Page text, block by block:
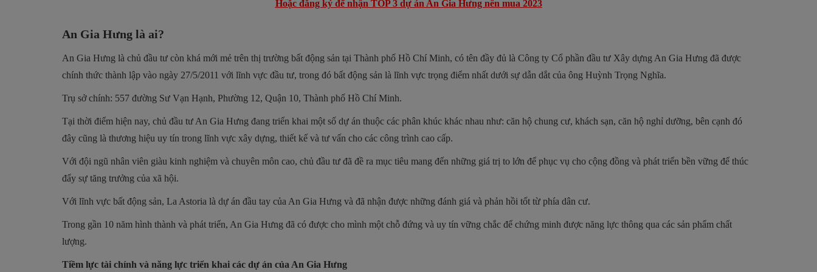
Hoặc đăng ký để nhận TOP 3 dự án An Gia Hưng nên mua 2023
An Gia Hưng là ai?
An Gia Hưng là chủ đầu tư còn khá mới mẻ trên thị trường bất động sản tại Thành phố Hồ Chí Minh, có tên đầy đủ là Công ty Cổ phần đầu tư Xây dựng An Gia Hưng đã được
chính thức thành lập vào ngày 27/5/2011 với lĩnh vực đầu tư, trong đó bất động sản là lĩnh vực trọng điểm nhất dưới sự dẫn dắt của ông Huỳnh Trọng Nghĩa.
Trụ sở chính: 557 đường Sư Vạn Hạnh, Phường 12, Quận 10, Thành phố Hồ Chí Minh.
Tại thời điểm hiện nay, chủ đầu tư An Gia Hưng đang triển khai một số dự án thuộc các phân khúc khác nhau như: căn hộ chung cư, khách sạn, căn hộ nghỉ dưỡng, bên cạnh đó
đây cũng là thương hiệu uy tín trong lĩnh vực xây dựng, thiết kế và tư vấn cho các công trình cao cấp.
Với đội ngũ nhân viên giàu kinh nghiệm và chuyên môn cao, chủ đầu tư đã đề ra mục tiêu mang đến những giá trị to lớn để phục vụ cho cộng đồng và phát triển bền vững để thúc
đẩy sự tăng trưởng của xã hội.
Với lĩnh vực bất động sản, La Astoria là dự án đầu tay của An Gia Hưng và đã nhận được những đánh giá và phản hồi tốt từ phía dân cư.
Trong gần 10 năm hình thành và phát triển, An Gia Hưng đã có được cho mình một chỗ đứng và uy tín vững chắc để chứng minh được năng lực thông qua các sản phẩm chất
lượng.
Tiềm lực tài chính và năng lực triển khai các dự án của An Gia Hưng